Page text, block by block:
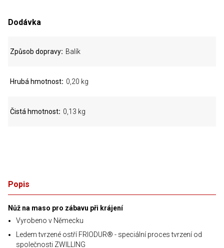
Popis
Nůž na maso pro zábavu při krájení
Vyrobeno v Německu
Ledem tvrzené ostří FRIODUR® - speciální proces tvrzení od
společnosti ZWILLING
Dodávka
Způsob dopravy Balík
Hrubá hmotnost 0,20 kg
Čistá hmotnost 0,13 kg